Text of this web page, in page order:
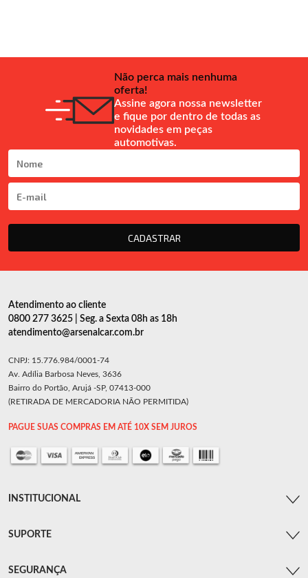
Não perca mais nenhuma
oferta!
Assine agora nossa newsletter
e fique por dentro de todas as
novidades em peças
automotivas.
CADASTRAR
Atendimento ao cliente
0800 277 3625 | Seg. a Sexta 08h as 18h
atendimento@arsenalcar.com.br
CNPJ: 15.776.984/0001-74
Av. Adília Barbosa Neves, 3636
Bairro do Portão, Arujá -SP, 07413-000
(RETIRADA DE MERCADORIA NÃO PERMITIDA)
PAGUE SUAS COMPRAS EM ATÉ 10X SEM JUROS
INSTITUCIONAL
SUPORTE
SEGURANÇA